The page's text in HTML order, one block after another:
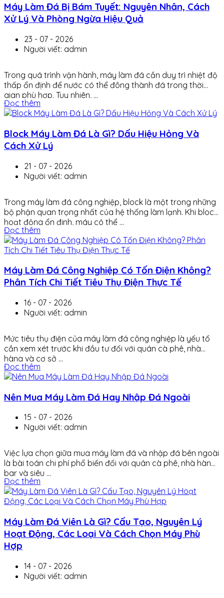
Máy Làm Đá Bị Bám Tuyết: Nguyên Nhân, Cách
Xử Lý Và Phòng Ngừa Hiệu Quả
23 - 07 - 2026
Người viết: admin
Trong quá trình vận hành, máy làm đá cần duy trì nhiệt độ
thấp ổn định để nước có thể đông thành đá trong thời
gian phù hợp. Tuy nhiên, ...
Đọc thêm
Block Máy Làm Đá Là Gì? Dấu Hiệu Hỏng Và
Cách Xử Lý
21 - 07 - 2026
Người viết: admin
Trong máy làm đá công nghiệp, block là một trong những
bộ phận quan trọng nhất của hệ thống làm lạnh. Khi block
hoạt động ổn định, máy có thể ...
Đọc thêm
Máy Làm Đá Công Nghiệp Có Tốn Điện Không?
Phân Tích Chi Tiết Tiêu Thụ Điện Thực Tế
16 - 07 - 2026
Người viết: admin
Mức tiêu thụ điện của máy làm đá công nghiệp là yếu tố
cần xem xét trước khi đầu tư đối với quán cà phê, nhà
hàng và cơ sở ...
Đọc thêm
Nên Mua Máy Làm Đá Hay Nhập Đá Ngoài
15 - 07 - 2026
Người viết: admin
Việc lựa chọn giữa mua máy làm đá và nhập đá bên ngoài
là bài toán chi phí phổ biến đối với quán cà phê, nhà hàng,
bar và siêu ...
Đọc thêm
Máy Làm Đá Viên Là Gì? Cấu Tạo, Nguyên Lý
Hoạt Động, Các Loại Và Cách Chọn Máy Phù
Hợp
14 - 07 - 2026
Người viết: admin